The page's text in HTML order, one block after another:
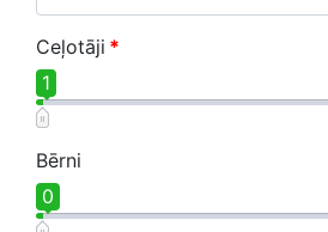
Ceļotāji *
1
Bērni
0